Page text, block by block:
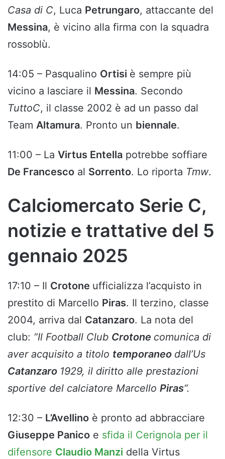
Casa di C, Luca Petrungaro, attaccante del
Messina, è vicino alla firma con la squadra
rossoblù.
14:05 – Pasqualino Ortisi è sempre più
vicino a lasciare il Messina. Secondo
TuttoC, il classe 2002 è ad un passo dal
Team Altamura. Pronto un biennale.
11:00 – La Virtus Entella potrebbe soffiare
De Francesco al Sorrento. Lo riporta Tmw.
Calciomercato Serie C,
notizie e trattative del 5
gennaio 2025
17:10 – Il Crotone ufficializza l’acquisto in
prestito di Marcello Piras. Il terzino, classe
2004, arriva dal Catanzaro. La nota del
club: “Il Football Club Crotone comunica di
aver acquisito a titolo temporaneo dall’Us
Catanzaro 1929, il diritto alle prestazioni
sportive del calciatore Marcello Piras“.
12:30 – L’Avellino è pronto ad abbracciare
Giuseppe Panico e sfida il Cerignola per il
difensore Claudio Manzi della Virtus